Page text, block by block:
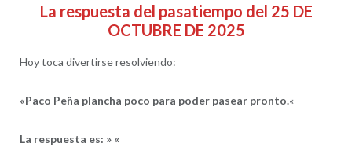
La respuesta del pasatiempo del 25 DE
OCTUBRE DE 2025
Hoy toca divertirse resolviendo:
«Paco Peña plancha poco para poder pasear pronto.«
La respuesta es: » «